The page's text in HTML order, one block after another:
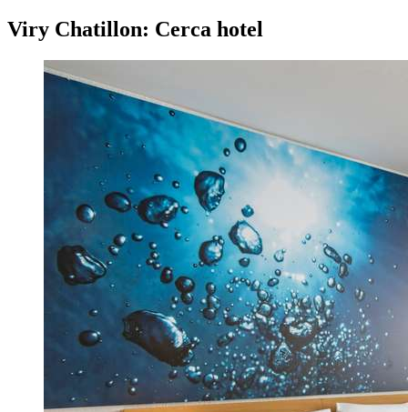
Viry Chatillon: Cerca hotel